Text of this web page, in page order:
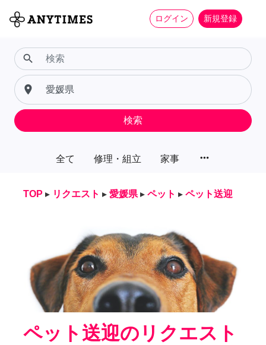
ログイン 新規登録
全て 修理・組立 家事 more_horiz
search
place
検索
TOP ▸ リクエスト ▸ 愛媛県 ▸ ペット ▸ ペット送迎
ペット送迎のリクエスト